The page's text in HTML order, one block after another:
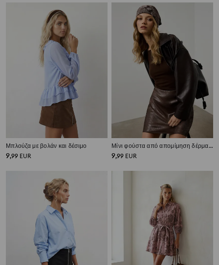
Μπλούζα με βολάν και δέσιμο
9,99 EUR
Μίνι φούστα από απομίμηση δέρματος με γυαλάδα
9,99 EUR